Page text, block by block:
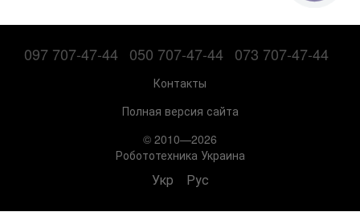
097 707-47-44 050 707-47-44 073 707-47-44
Контакты
Полная версия сайта
© 2010—2026
Робототехника Украина
Укр Рус